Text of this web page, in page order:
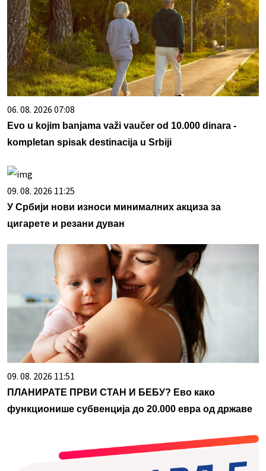
06. 08. 2026 07:08
Evo u kojim banjama važi vaučer od 10.000 dinara -
kompletan spisak destinacija u Srbiji
09. 08. 2026 11:25
У Србији нови износи минималних акциза за
цигарете и резани дуван
09. 08. 2026 11:51
ПЛАНИРАТЕ ПРВИ СТАН И БЕБУ? Ево како
функционише субвенција до 20.000 евра од државе